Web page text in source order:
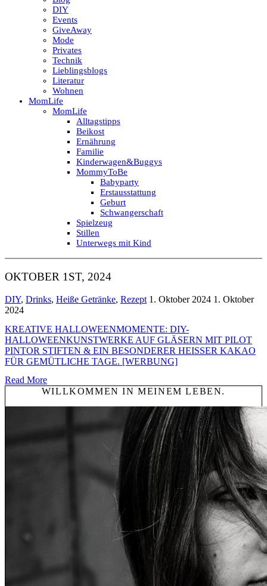
DIY
Events
GiveAway
Mode
Privates
Technik
Lieblingsblogs
Literatur
Wohnen
MomLife
MomLife
Alltagstipps
Beikost
Ernährung
Familie
Kinderwagen&Buggys
MommyToBe
Babyparty
Erstausstattung
Geburt
Schwangerschaft
Spielzeug
Stillen
Unterwegs mit Kind
OKTOBER 1ST, 2024
DIY, Drinks, Heiße Getränke, Rezept 1. Oktober 2024 1. Oktober
2024
KREATIVE HALLOWEENMOMENTE: DIY-
HALLOWEENKUNSTWERKE AUF GLÄSERN MIT PILOT
PINTOR STIFTEN & EIN BESONDERER HEISSER KAKAO F
ÜR GEMÜTLICHE TAGE. [WERBUNG]
Read More
WILLKOMMEN IN MEINEM LEBEN.